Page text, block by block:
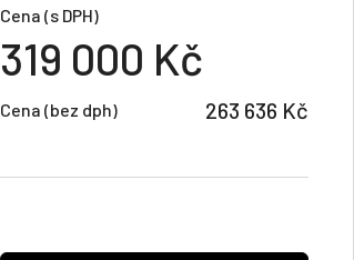
Cena (s DPH)
319 000 Kč
Cena (bez dph) 263 636 Kč